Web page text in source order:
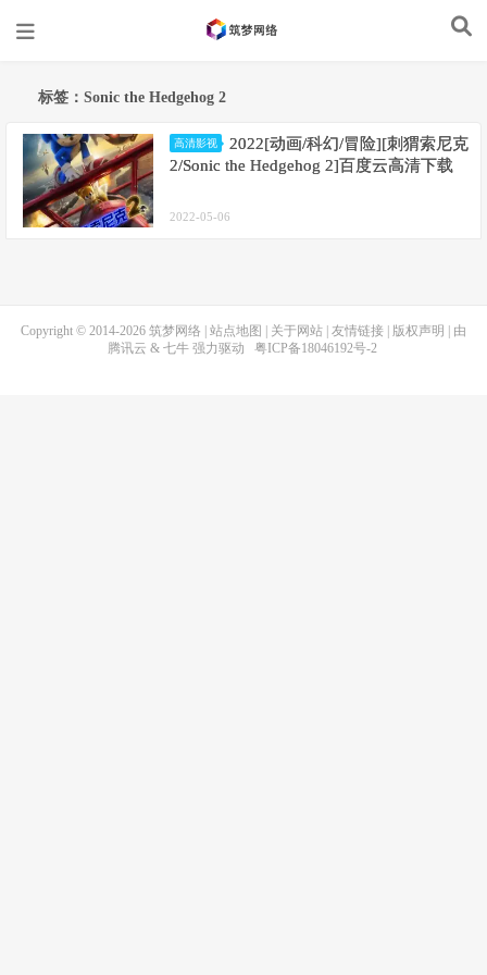
标签：Sonic the Hedgehog 2
高清影视
2022[动画/科幻/冒险][刺猬索尼克
2/Sonic the Hedgehog 2]百度云高清下载
2022-05-06
Copyright © 2014-2026 筑梦网络 站点地图 关于网站 友情链接 版权声明
| 由
腾讯云 & 七牛强力驱动 粤ICP备18046192号-2